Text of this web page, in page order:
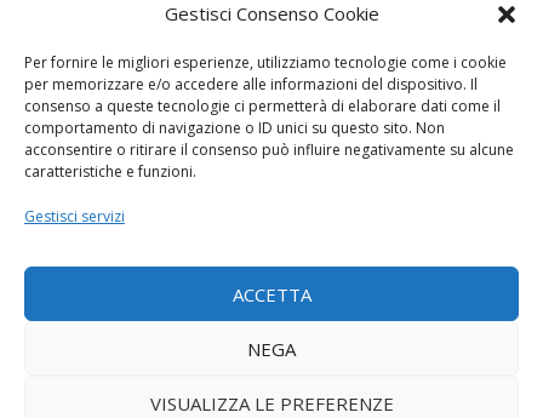
Gestisci Consenso Cookie
Per fornire le migliori esperienze, utilizziamo tecnologie come i cookie
per memorizzare e/o accedere alle informazioni del dispositivo. Il
consenso a queste tecnologie ci permetterà di elaborare dati come il
comportamento di navigazione o ID unici su questo sito. Non
acconsentire o ritirare il consenso può influire negativamente su alcune
caratteristiche e funzioni.
Gestisci servizi
ACCETTA
NEGA
VISUALIZZA LE PREFERENZE
UNDER 18 A-B, ecco il calendario ufficiale
I NOSTRI SPONSOR
Calcio Panchina
Diretta.it